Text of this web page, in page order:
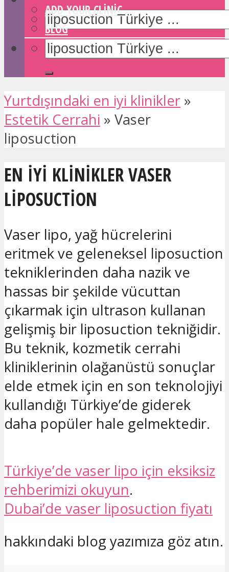
ADD YOUR CLINIC
BLOG
Yurtdışındaki en iyi klinikler »
Estetik Cerrahi » Vaser
liposuction
EN IYI KLINIKLER VASER
LIPOSUCTION
Vaser lipo, yağ hücrelerini
eritmek ve geleneksel liposuction
tekniklerinden daha nazik ve
hassas bir şekilde vücuttan
çıkarmak için ultrason kullanan
gelişmiş bir liposuction tekniğidir.
Bu teknik, kozmetik cerrahi
kliniklerinin olağanüstü sonuçlar
elde etmek için en son teknolojiyi
kullandığı Türkiye’de giderek
daha popüler hale gelmektedir.
Türkiye’de vaser lipo için eksiksiz
rehberimizi okuyun.
Dubai’de vaser liposuction fiyatı
hakkındaki blog yazımıza göz atın.